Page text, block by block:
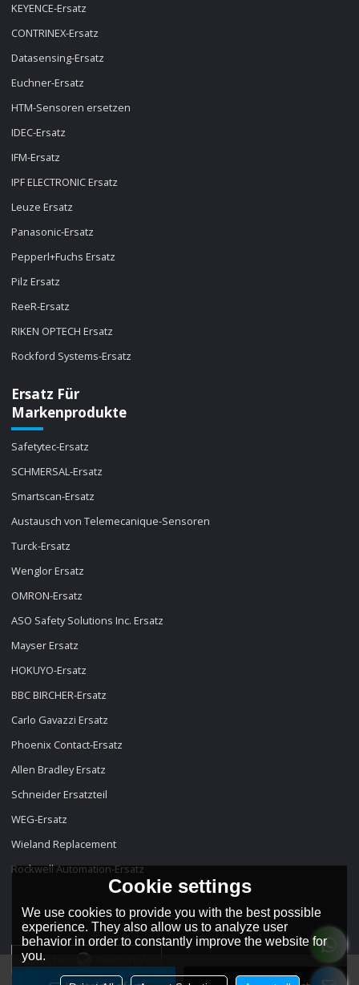
KEYENCE-Ersatz
CONTRINEX-Ersatz
Datasensing-Ersatz
Euchner-Ersatz
HTM-Sensoren ersetzen
IDEC-Ersatz
IFM-Ersatz
IPF ELECTRONIC Ersatz
Leuze Ersatz
Panasonic-Ersatz
Pepperl+Fuchs Ersatz
Pilz Ersatz
ReeR-Ersatz
RIKEN OPTECH Ersatz
Rockford Systems-Ersatz
Ersatz Für
Markenprodukte
Safetytec-Ersatz
SCHMERSAL-Ersatz
Smartscan-Ersatz
Austausch von Telemecanique-Sensoren
Turck-Ersatz
Wenglor Ersatz
OMRON-Ersatz
ASO Safety Solutions Inc. Ersatz
Mayser Ersatz
HOKUYO-Ersatz
BBC BIRCHER-Ersatz
Carlo Gavazzi Ersatz
Phoenix Contact-Ersatz
Allen Bradley Ersatz
Schneider Ersatzteil
WEG-Ersatz
Wieland Replacement
Rockwell Automation-Ersatz
Sprache:
Cookie settings
We use cookies to provide you with the best possible
experience. They also allow us to analyze user
behavior in order to constantly improve the website for
you.